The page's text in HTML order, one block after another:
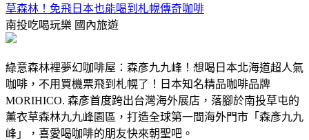
草森林！免飛日本也能喝到札幌傳奇咖啡
南投吃喝玩樂 國內旅遊
綠意森林裡夢幻咖啡屋：森彥九九峰！想喝日本北海道超人氣
咖啡，不用買機票飛到札幌了！日本知名精品咖啡品牌
MORIHICO. 森彥首度跨出台灣海外展店，落腳於南投草屯的
薰衣草森林九九峰園區，打造全球第一間海外門市「森彥九九
峰」，喜愛喝咖啡的朋友快來朝聖吧。